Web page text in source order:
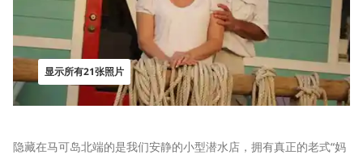
显示所有21张照片
隐藏在马可岛北端的是我们安静的小型潜水店，拥有真正的老式“妈